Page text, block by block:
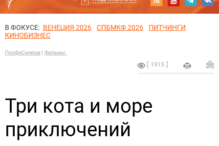
В ФОКУСЕ: ВЕНЕЦИЯ 2026 СПБМКФ 2026
ПИТЧИНГИ
КИНОБИЗНЕС
ПрофиСинема Фильмы.
1915
Три кота и море
приключений